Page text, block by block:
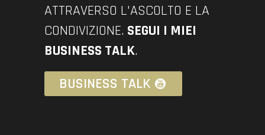
ATTRAVERSO L'ASCOLTO E LA
CONDIVIZIONE. SEGUI I MIEI
BUSINESS TALK.
BUSINESS TALK